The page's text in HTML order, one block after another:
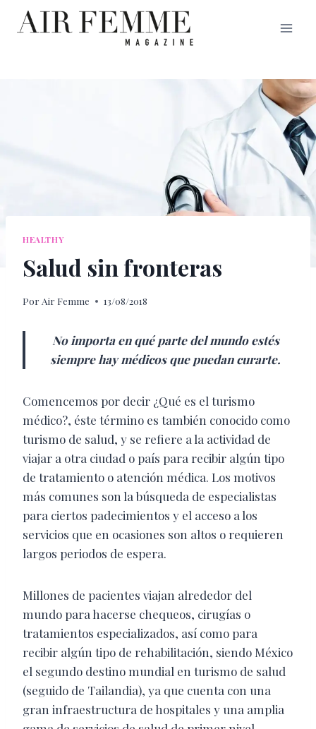
Saltar
HEALTHY
Salud sin fronteras
Por Air Femme 13/08/2018
No importa en qué parte del mundo estés
siempre hay médicos que puedan curarte.
Comencemos por decir ¿Qué es el turismo
médico?, éste término es también conocido como
turismo de salud, y se refiere a la actividad de
viajar a otra ciudad o país para recibir algún tipo
de tratamiento o atención médica. Los motivos
más comunes son la búsqueda de especialistas
para ciertos padecimientos y el acceso a los
servicios que en ocasiones son altos o requieren
largos periodos de espera.
Millones de pacientes viajan alrededor del
mundo para hacerse chequeos, cirugías o
tratamientos especializados, así como para
recibir algún tipo de rehabilitación, siendo México
el segundo destino mundial en turismo de salud
(seguido de Tailandia), ya que cuenta con una
gran infraestructura de hospitales y una amplia